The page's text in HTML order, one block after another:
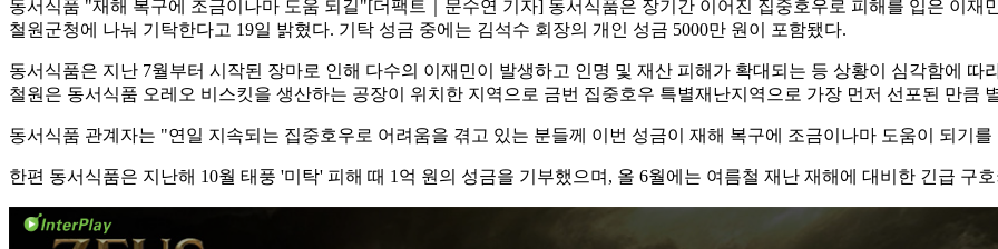
동서식품 "재해 복구에 조금이나마 도움 되길"[더팩트｜문수연 기자] 동서식품은 장기간 이어진 집중호우로 피해를 입은 이
철원군청에 나눠 기탁한다고 19일 밝혔다. 기탁 성금 중에는 김석수 회장의 개인 성금 5000만 원이 포함됐다.
동서식품은 지난 7월부터 시작된 장마로 인해 다수의 이재민이 발생하고 인명 및 재산 피해가 확대되는 등 상황이 심각함에
철원은 동서식품 오레오 비스킷을 생산하는 공장이 위치한 지역으로 금번 집중호우 특별재난지역으로 가장 먼저 선포된 만큼
동서식품 관계자는 "연일 지속되는 집중호우로 어려움을 겪고 있는 분들께 이번 성금이 재해 복구에 조금이나마 도움이 되기
한편 동서식품은 지난해 10월 태풍 '미탁' 피해 때 1억 원의 성금을 기부했으며, 올 6월에는 여름철 재난 재해에 대비한 긴급 구